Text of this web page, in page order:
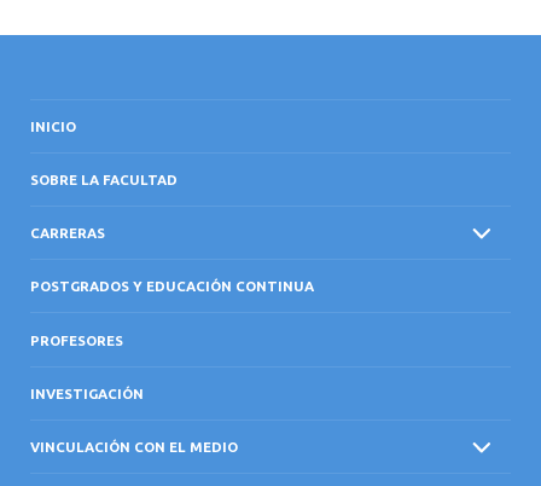
INICIO
SOBRE LA FACULTAD
CARRERAS
POSTGRADOS Y EDUCACIÓN CONTINUA
PROFESORES
INVESTIGACIÓN
VINCULACIÓN CON EL MEDIO